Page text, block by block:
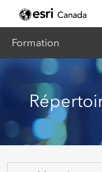
contenu
Formation